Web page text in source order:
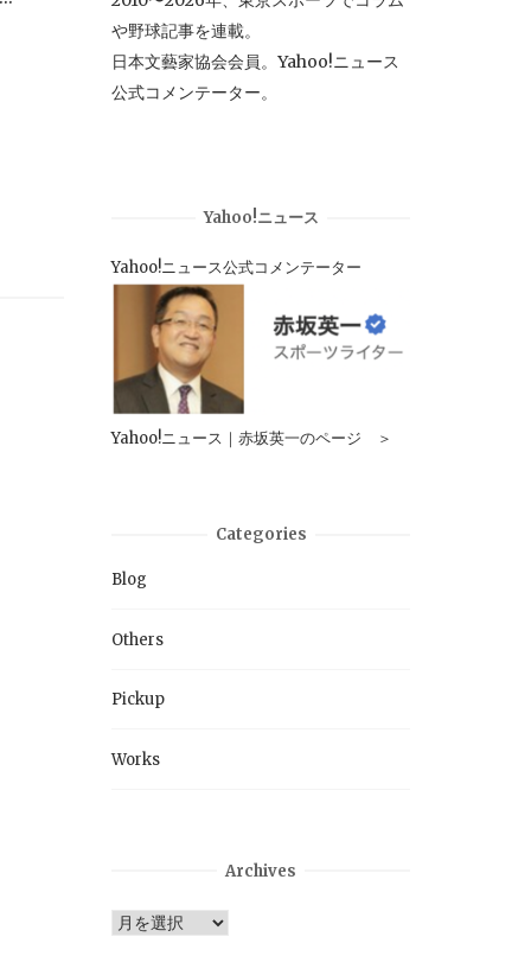
や野球記事を連載。
日本文藝家協会会員。Yahoo!ニュース
公式コメンテーター。
Yahoo!ニュース
Yahoo!ニュース公式コメンテーター
Yahoo!ニュース｜赤坂英一のページ ＞
Categories
Blog
Others
Pickup
Works
Archives
Archives